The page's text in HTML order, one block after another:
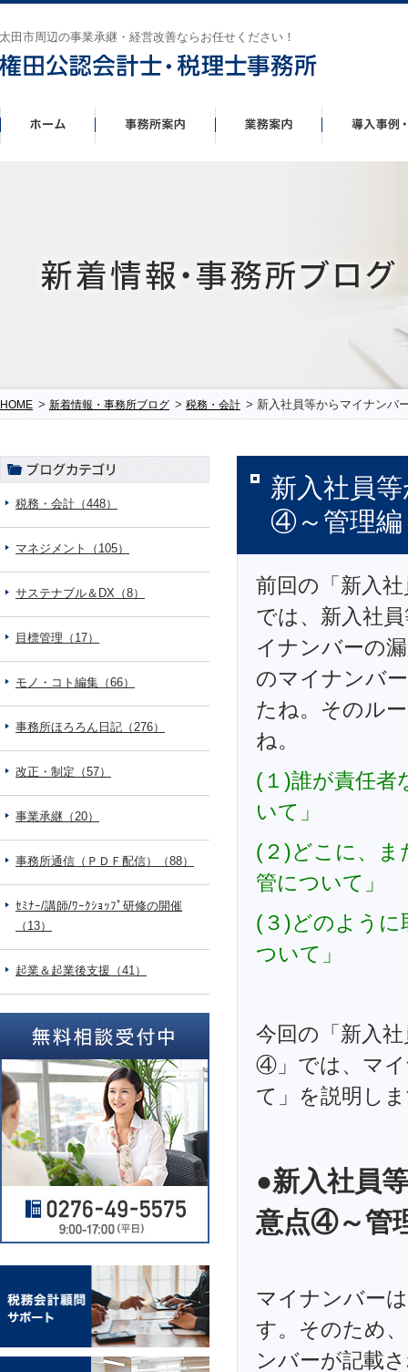
太田市周辺の事業承継・経営改善ならお任せください！
HOME > 新着情報・事務所ブログ > 税務・会計 > 新入社員等からマイナンバ
新入社員
④～管理編
前回の「新入
では、新入社
イナンバーの
のマイナンバ
たね。そのル
ね。
(１)誰が責任者
いて」
(２)どこに、ま
管について」
(３)どのよう
ついて」
今回の「新入
④」では、マイ
て」を説明し
●新入社員
意点④～管
マイナンバー
す。そのため
ンバーが記載
税務・会計（448）
マネジメント（105）
サステナブル＆DX（8）
目標管理（17）
モノ・コト編集（66）
事務所ほろろん日記（276）
改正・制定（57）
事業承継（20）
事務所通信（ＰＤＦ配信）（88）
ｾﾐﾅｰ/講師/ﾜｰｸｼｮｯﾌﾟ研修の開催
（13）
起業＆起業後支援（41）